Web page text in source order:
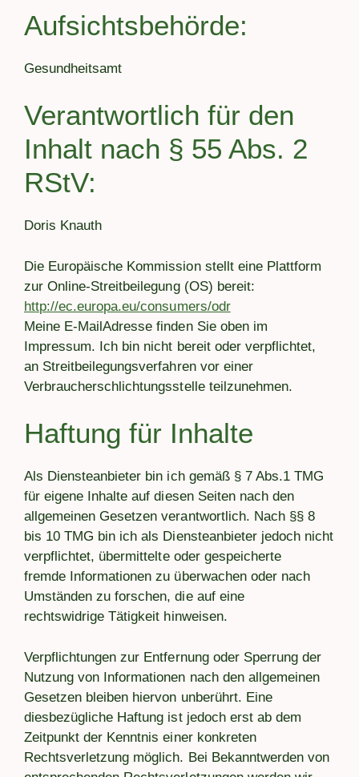
Aufsichtsbehörde:
Gesundheitsamt
Verantwortlich für den
Inhalt nach § 55 Abs. 2
RStV:
Doris Knauth
Die Europäische Kommission stellt eine Plattform
zur Online-Streitbeilegung (OS) bereit:
http://ec.europa.eu/consumers/odr
Meine E-MailAdresse finden Sie oben im
Impressum. Ich bin nicht bereit oder verpflichtet,
an Streitbeilegungsverfahren vor einer
Verbraucherschlichtungsstelle teilzunehmen.
Haftung für Inhalte
Als Diensteanbieter bin ich gemäß § 7 Abs.1 TMG
für eigene Inhalte auf diesen Seiten nach den
allgemeinen Gesetzen verantwortlich. Nach §§ 8
bis 10 TMG bin ich als Diensteanbieter jedoch nicht
verpflichtet, übermittelte oder gespeicherte
fremde Informationen zu überwachen oder nach
Umständen zu forschen, die auf eine
rechtswidrige Tätigkeit hinweisen.
Verpflichtungen zur Entfernung oder Sperrung der
Nutzung von Informationen nach den allgemeinen
Gesetzen bleiben hiervon unberührt. Eine
diesbezügliche Haftung ist jedoch erst ab dem
Zeitpunkt der Kenntnis einer konkreten
Rechtsverletzung möglich. Bei Bekanntwerden von